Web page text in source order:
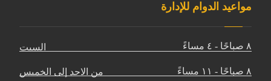
مواعيد الدوام للإدارة
السبت ٨ صباحًا - ٤ مساءً
من الاحد إلى الخميس ٨ صباحًا - ١١ مساءً